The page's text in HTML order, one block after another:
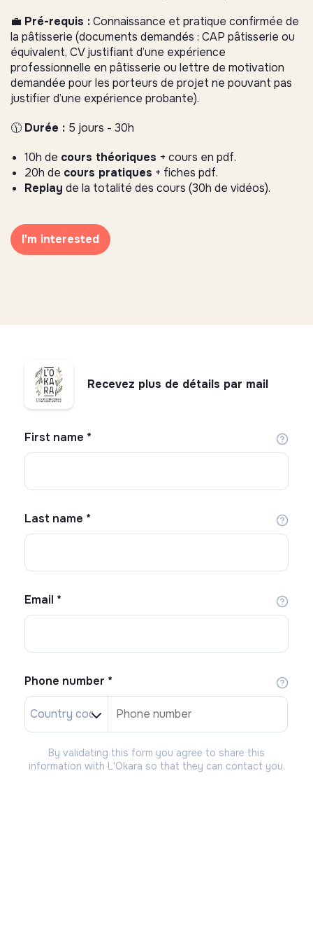
💼 Pré-requis :Connaissance et pratique confirmée de
la pâtisserie (documents demandés : CAP pâtisserie ou
équivalent, CV justifiant d’une expérience
professionnelle en pâtisserie ou lettre de motivation
demandée pour les porteurs de projet ne pouvant pas
justifier d’une expérience probante).
🕦 Durée : 5 jours - 30h
10h de cours théoriques + cours en pdf.
20h de cours pratiques + fiches pdf.
Replay de la totalité des cours (30h de vidéos).
I'm interested
Recevez plus de détails par mail
First name *
Last name *
Email *
Phone number *
By validating this form you agree to share this
information with L'Okara so that they can contact you.